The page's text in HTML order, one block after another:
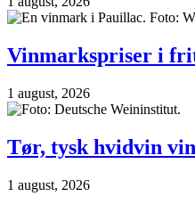
Vinmarkspriser i
1 august, 2026
Tør, tysk hvidvin
1 august, 2026